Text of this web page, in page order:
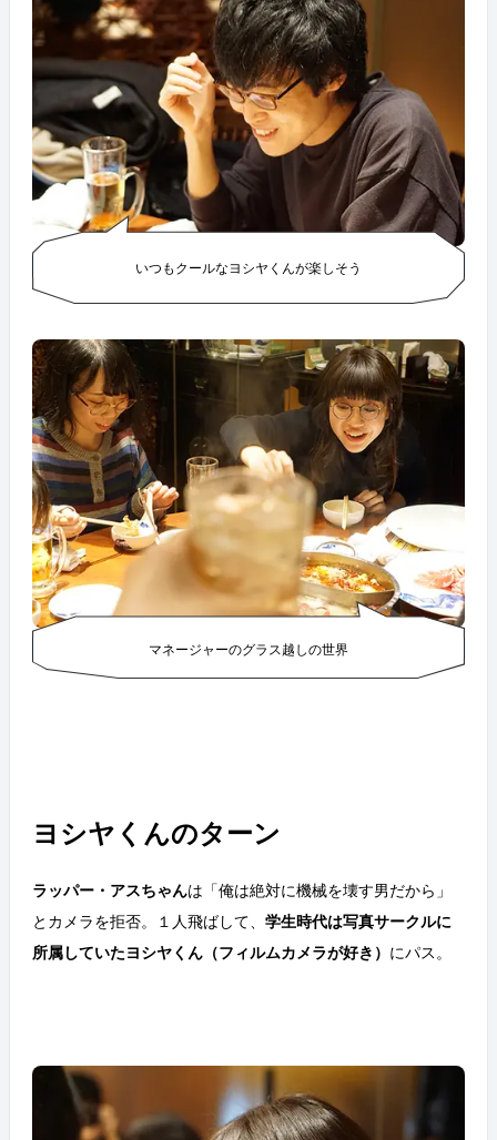
いつもクールなヨシヤくんが楽しそう
マネージャーのグラス越しの世界
ヨシヤくんのターン
ラッパー・アスちゃんは「俺は絶対に機械を壊す男だから」
とカメラを拒否。１人飛ばして、 学生時代は写真サークルに
所属していたヨシヤくん（フィルムカメラが好き） にパス。